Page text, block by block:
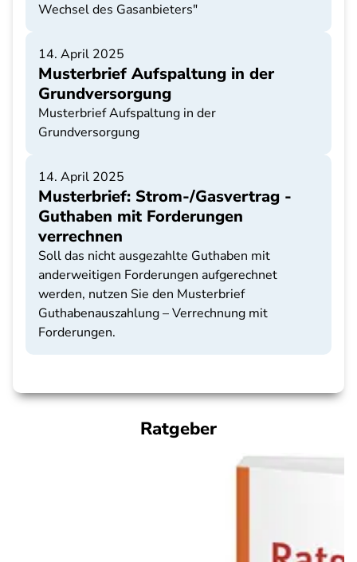
Wechsel des Gasanbieters"
14. April 2025
Musterbrief Aufspaltung in der
Grundversorgung
Musterbrief Aufspaltung in der
Grundversorgung
14. April 2025
Musterbrief: Strom-/Gasvertrag -
Guthaben mit Forderungen
verrechnen
Soll das nicht ausgezahlte Guthaben mit
anderweitigen Forderungen aufgerechnet
werden, nutzen Sie den Musterbrief
Guthabenauszahlung – Verrechnung mit
Forderungen.
Ratgeber